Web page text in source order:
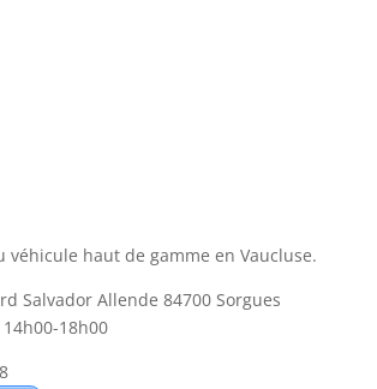
véhicule haut de gamme en Vaucluse.
Salvador Allende 84700 Sorgues
18h00